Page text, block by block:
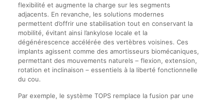
flexibilité et augmente la charge sur les segments
adjacents. En revanche, les solutions modernes
permettent d’offrir une stabilisation tout en conservant la
mobilité, évitant ainsi l’ankylose locale et la
dégénérescence accélérée des vertèbres voisines. Ces
implants agissent comme des amortisseurs biomécaniques,
permettant des mouvements naturels – flexion, extension,
rotation et inclinaison – essentiels à la liberté fonctionnelle
du cou.
Par exemple, le système TOPS remplace la fusion par une